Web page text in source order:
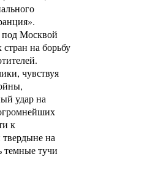
под Москвой
на борьбу
чувствуя
удар на
к
твердыне на
темные тучи